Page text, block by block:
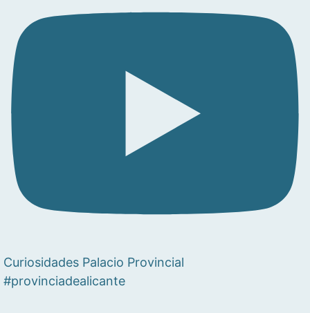
Curiosidades Palacio Provincial
#provinciadealicante